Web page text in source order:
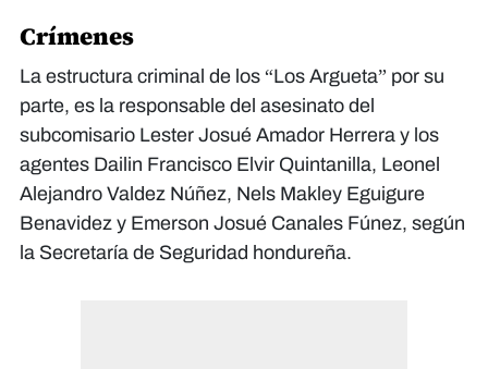
Crímenes
La estructura criminal de los “Los Argueta” por su
parte, es la responsable del asesinato del
subcomisario Lester Josué Amador Herrera y los
agentes Dailin Francisco Elvir Quintanilla, Leonel
Alejandro Valdez Núñez, Nels Makley Eguigure
Benavidez y Emerson Josué Canales Fúnez, según
la Secretaría de Seguridad hondureña.